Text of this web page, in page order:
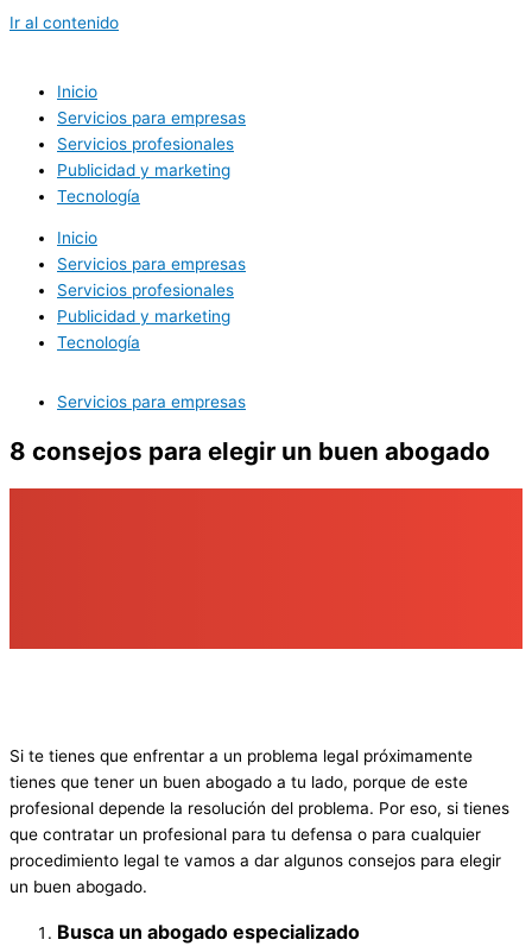
Ir al contenido
Inicio
Servicios para empresas
Servicios profesionales
Publicidad y marketing
Tecnología
Inicio
Servicios para empresas
Servicios profesionales
Publicidad y marketing
Tecnología
Servicios para empresas
8 consejos para elegir un buen abogado
Si te tienes que enfrentar a un problema legal próximamente
tienes que tener un buen abogado a tu lado, porque de este
profesional depende la resolución del problema. Por eso, si tienes
que contratar un profesional para tu defensa o para cualquier
procedimiento legal te vamos a dar algunos consejos para elegir
un buen abogado.
Busca un abogado especializado